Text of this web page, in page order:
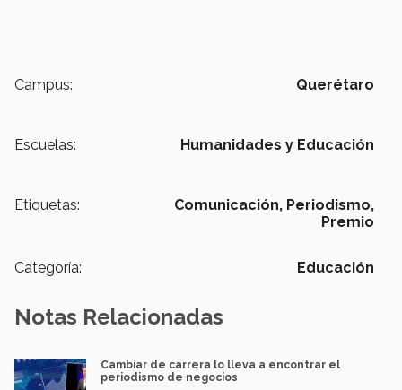
Campus: Querétaro
Escuelas: Humanidades y Educación
Etiquetas: Comunicación, Periodismo,
Premio
Categoría: Educación
Notas Relacionadas
Cambiar de carrera lo lleva a encontrar el
periodismo de negocios